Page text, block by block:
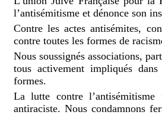
l’antisémitisme et dénonce son
Contre les actes antisémites,
contre toutes les formes de
Nous soussignés associations,
tous activement impliqués
formes.
La lutte contre
antiraciste. Nous condamnons